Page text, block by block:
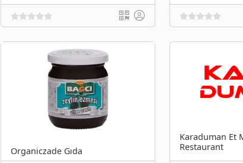
Organiczade Gıda
Karaduman Et
Restaurant